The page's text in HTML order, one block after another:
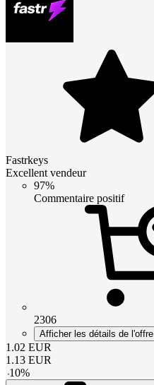
Fastrkeys
Excellent vendeur
97%
Commentaire positif
2306
Afficher les détails de l'offre
1.02 EUR
1.13 EUR
-10%